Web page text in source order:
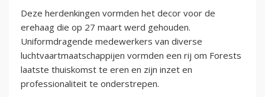
Deze herdenkingen vormden het decor voor de
erehaag die op 27 maart werd gehouden.
Uniformdragende medewerkers van diverse
luchtvaartmaatschappijen vormden een rij om Forests
laatste thuiskomst te eren en zijn inzet en
professionaliteit te onderstrepen.